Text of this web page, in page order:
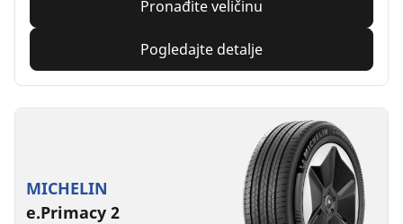
Pronađite veličinu
Pogledajte detalje
MICHELIN
e.Primacy 2